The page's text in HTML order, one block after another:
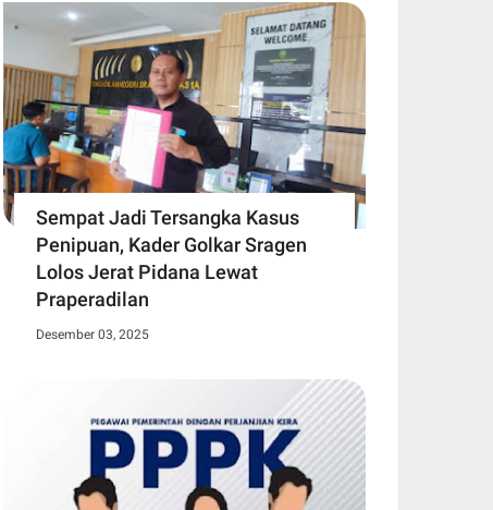
Sempat Jadi Tersangka Kasus
Penipuan, Kader Golkar Sragen
Lolos Jerat Pidana Lewat
Praperadilan
Desember 03, 2025